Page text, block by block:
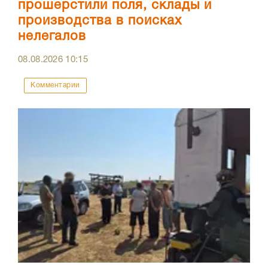
прошерстили поля, склады и
производства в поисках
нелегалов
08.08.2026 10:15
Комментарии